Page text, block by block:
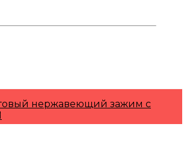
нержавеющий зажим с